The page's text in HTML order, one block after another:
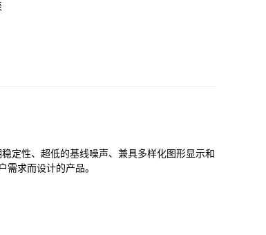
定性、超低的基线噪声、兼具多样化图形显示和
需求而设计的产品。